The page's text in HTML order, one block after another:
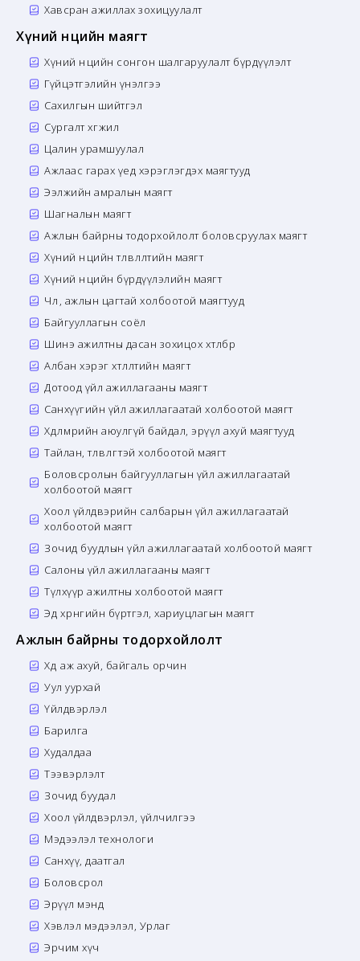
Хавсран ажиллах зохицуулалт
Хүний нөөцийн маягт
Хүний нөөцийн сонгон шалгаруулалт бүрдүүлэлт
Гүйцэтгэлийн үнэлгээ
Сахилгын шийтгэл
Сургалт хөгжил
Цалин урамшуулал
Ажлаас гарах үед хэрэглэгдэх маягтууд
Ээлжийн амралын маягт
Шагналын маягт
Ажлын байрны тодорхойлолт боловсруулах маягт
Хүний нөөцийн төлөвлөлтийн маягт
Хүний нөөцийн бүрдүүлэлийн маягт
Чөлөө, ажлын цагтай холбоотой маягтууд
Байгууллагын соёл
Шинэ ажилтны дасан зохицох хөтөлбөр
Албан хэрэг хөтлөлтийн маягт
Дотоод үйл ажиллагааны маягт
Санхүүгийн үйл ажиллагаатай холбоотой маягт
Хөдөлмөрийн аюулгүй байдал, эрүүл ахуй маягтууд
Тайлан, төлөвлөгөөтэй холбоотой маягт
Боловсролын байгууллагын үйл ажиллагаатай
холбоотой маягт
Хоол үйлдвэрийн салбарын үйл ажиллагаатай
холбоотой маягт
Зочид буудлын үйл ажиллагаатай холбоотой маягт
Салоны үйл ажиллагааны маягт
Түлхүүр ажилтны холбоотой маягт
Эд хөрөнгийн бүртгэл, хариуцлагын маягт
Ажлын байрны тодорхойлолт
Хөдөө аж ахуй, байгаль орчин
Уул уурхай
Үйлдвэрлэл
Барилга
Худалдаа
Тээвэрлэлт
Зочид буудал
Хоол үйлдвэрлэл, үйлчилгээ
Мэдээлэл технологи
Санхүү, даатгал
Боловсрол
Эрүүл мэнд
Хэвлэл мэдээлэл, Урлаг
Эрчим хүч